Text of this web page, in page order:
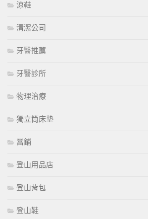
涼鞋
清潔公司
牙醫推薦
牙醫診所
物理治療
獨立筒床墊
當鋪
登山用品店
登山背包
登山鞋